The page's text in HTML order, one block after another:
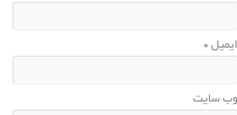
ایمیل *
وب‌ سایت